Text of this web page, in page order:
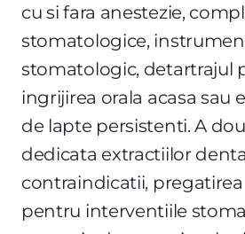
cu si fara anestezie,
stomatologice,
stomatologic, detartrajul
ingrijirea orala acasa sau
de lapte persistenti. A
dedicata extractiilor
contraindicatii,
pentru interventiile